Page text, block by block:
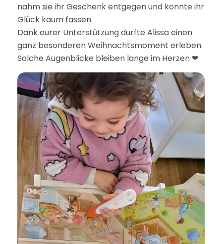
nahm sie ihr Geschenk entgegen und konnte ihr
Glück kaum fassen.
Dank eurer Unterstützung durfte Alissa einen
ganz besonderen Weihnachtsmoment erleben.
Solche Augenblicke bleiben lange im Herzen ❤